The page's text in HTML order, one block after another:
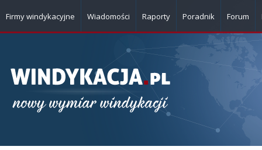
Firmy windykacyjne Wiadomości Raporty Poradnik Forum